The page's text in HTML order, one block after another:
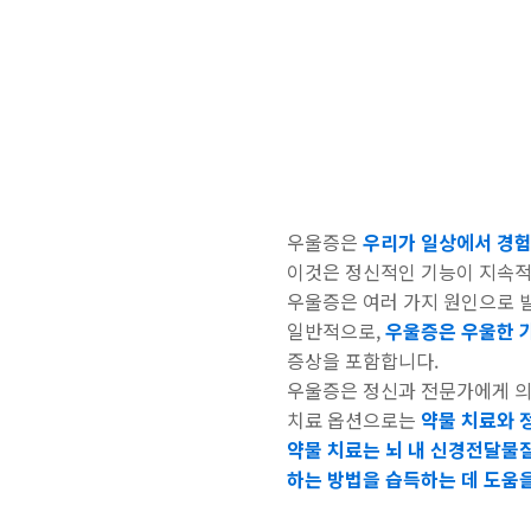
우울증은 우리가 일상에서 경
이것은 정신적인 기능이 지속
우울증은 여러 가지 원인으로
일반적으로,우울증은 우울한
증상을 포함합니다.
우울증은 정신과 전문가에게
치료 옵션으로는 약물 치료와
약물 치료는 뇌 내 신경전달물
하는 방법을 습득하는 데 도움